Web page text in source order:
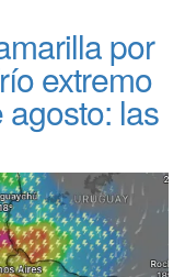
por
extremo
las